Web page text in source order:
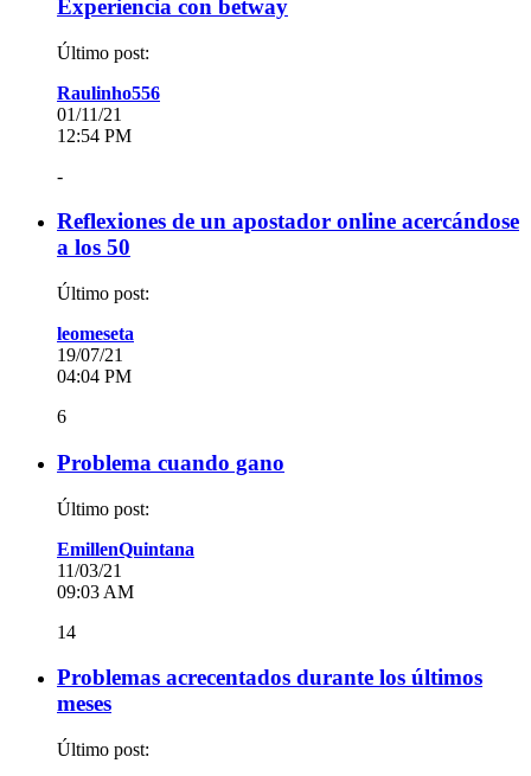
Experiencia con betway
Último post:
Raulinho556
01/11/21
12:54 PM
-
Reflexiones de un apostador online acercándose
a los 50
Último post:
leomeseta
19/07/21
04:04 PM
6
Problema cuando gano
Último post:
EmillenQuintana
11/03/21
09:03 AM
14
Problemas acrecentados durante los últimos
meses
Último post: